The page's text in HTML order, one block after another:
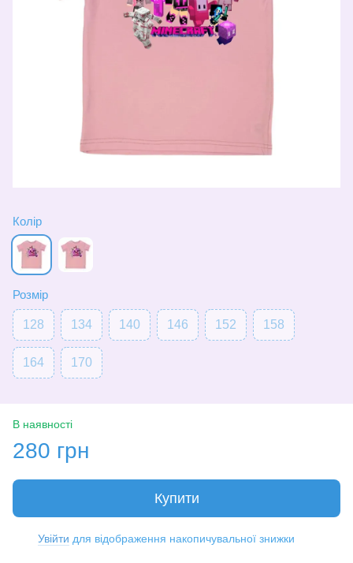
Колір
Розмір
128 134 140 146 152 158
164 170
В наявності
280 грн
Купити
Увійти для відображення накопичувальної знижки